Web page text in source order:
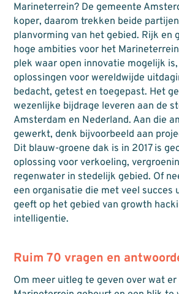
Marineterrein? De gemeente
koper, daarom trekken beide
planvorming van het gebied. Rijk en
hoge ambities voor het
plek waar open innovatie mogelijk
oplossingen voor wereldwijde
bedacht, getest en toegepast. Het
wezenlijke bijdrage leveren aan de
Amsterdam en Nederland. Aan die
gewerkt, denk bijvoorbeeld aan
Dit blauw-groene dak is in 2017 is
oplossing voor verkoeling,
regenwater in stedelijk gebied. Of
een organisatie die met veel succes
geeft op het gebied van growth
intelligentie.
Ruim 70 vragen en
Om meer uitleg te geven over wat er